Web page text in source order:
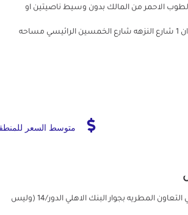
عالطوب الاحمر من المالك بدون وسيط ناصيتين او
الشارع الرئيسي والعنوان 1 شارع النزهه شارع الخمسين الرائيسي مساحه
متوسط السعر
عنوان/ 183شارع الترولي التعاون المطريه بجوار البنك الاهلي الدور/14 (وليس